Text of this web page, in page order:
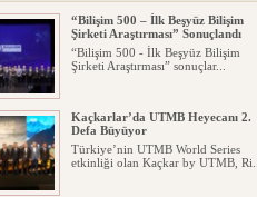
“Bilişim 500 – İlk Beşyüz Bilişim
Şirketi Araştırması” Sonuçlandı
“Bilişim 500 - İlk Beşyüz Bilişim
Şirketi Araştırması” sonuçlar...
Kaçkarlar’da UTMB Heyecanı 2.
Defa Büyüyor
Türkiye’nin UTMB World Series
etkinliği olan Kaçkar by UTMB, Ri...